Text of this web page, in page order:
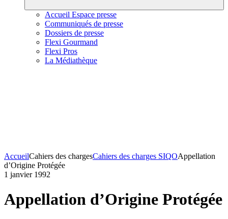
Accueil Espace presse
Communiqués de presse
Dossiers de presse
Flexi Gourmand
Flexi Pros
La Médiathèque
AccueilCahiers des chargesCahiers des charges SIQOAppellation
d’Origine Protégée
1 janvier 1992
Appellation d’Origine Protégée